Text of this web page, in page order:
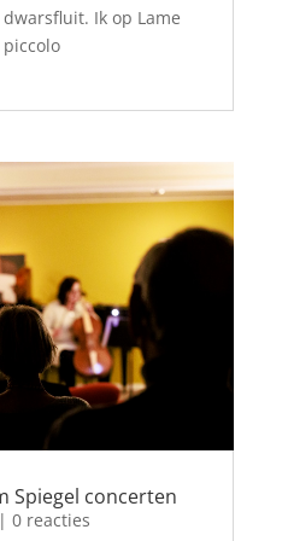
Ik op Lame
Spiegel concerten
| 0 reacties